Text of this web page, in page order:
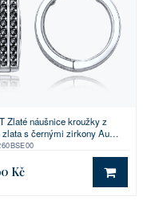
Zlaté náušnice kroužky z
zlata s černými zirkony Au
2,50g
Kč DO